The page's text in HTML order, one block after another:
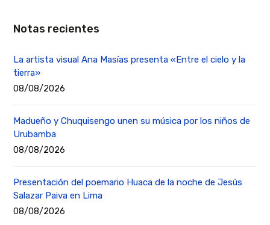
Notas recientes
La artista visual Ana Masías presenta «Entre el cielo y la
tierra»
08/08/2026
Madueño y Chuquisengo unen su música por los niños de
Urubamba
08/08/2026
Presentación del poemario Huaca de la noche de Jesús
Salazar Paiva en Lima
08/08/2026